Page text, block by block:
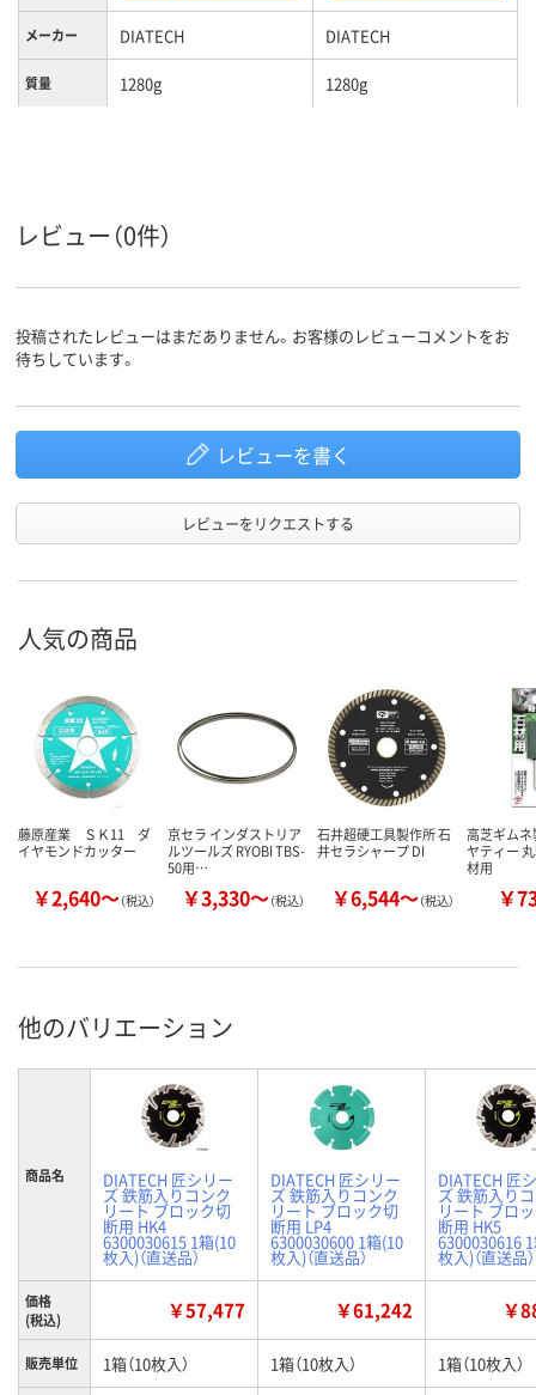
メーカー DIATECH DIATECH
質量 1280g 1280g
レビュー（0件）
投稿されたレビューはまだありません。お客様のレビューコメントをお
待ちしています。
レビューを書く
レビューをリクエストする
人気の商品
藤原産業 ＳＫ11 ダ
イヤモンドカッター
￥2,640～（税込）
京セラ インダストリア
ルツールズ RYOBI TBS-
50用…
￥3,330～（税込）
石井超硬工具製作所 石
井セラシャープ DI
￥6,544～（税込）
高芝ギム
ヤティー
材用
￥
他のバリエーション
商品名 DIATECH 匠シリー
ズ 鉄筋入りコンク
リート ブロック切
断用 HK4
6300030615 1箱(10
枚入)（直送品）
DIATECH 匠シリー
ズ 鉄筋入りコンク
リート ブロック切
断用 LP4
6300030600 1箱(10
枚入)（直送品）
DIATECH 匠
ズ 鉄筋入り
リート ブロ
断用 HK5
6300030616
枚入)（直送品）
価格
(税込)
￥57,477 ￥61,242 ￥
販売単位 1箱（10枚入） 1箱（10枚入） 1箱（10枚入）